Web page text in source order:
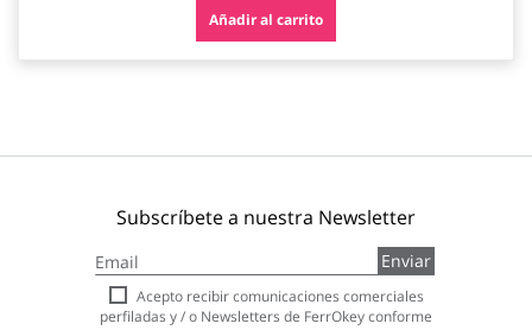
Añadir al carrito
Subscríbete a nuestra Newsletter
a
nuestro
boletín
Enviar
Acepto recibir comunicaciones comerciales
perfiladas y / o Newsletters de FerrOkey conforme